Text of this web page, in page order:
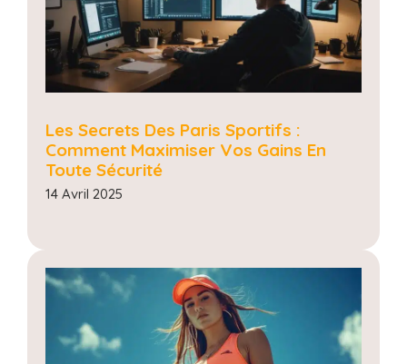
Les Secrets Des Paris Sportifs :
Comment Maximiser Vos Gains En
Toute Sécurité
14 Avril 2025